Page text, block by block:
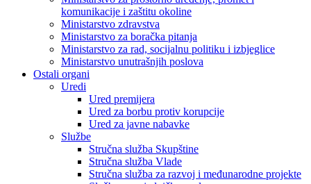
komunikacije i zaštitu okoline
Ministarstvo zdravstva
Ministarstvo za boračka pitanja
Ministarstvo za rad, socijalnu politiku i izbjeglice
Ministarstvo unutrašnjih poslova
Ostali organi
Uredi
Ured premijera
Ured za borbu protiv korupcije
Ured za javne nabavke
Službe
Stručna služba Skupštine
Stručna služba Vlade
Stručna služba za razvoj i međunarodne projekte